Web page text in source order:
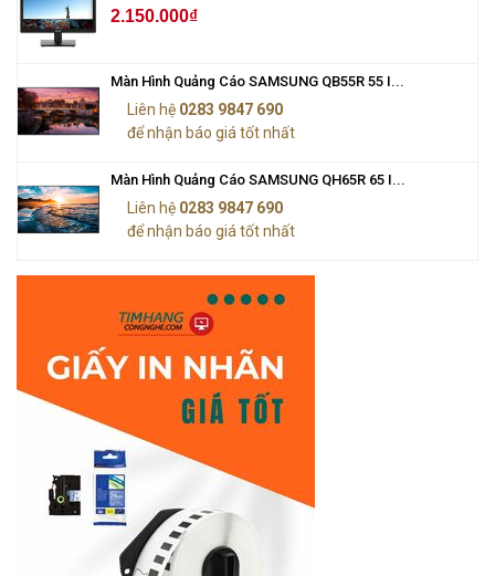
2.150.000₫
Màn Hình Quảng Cáo SAMSUNG QB55R 55 I...
Liên hệ 0283 9847 690
để nhận báo giá tốt nhất
Màn Hình Quảng Cáo SAMSUNG QH65R 65 I...
Liên hệ 0283 9847 690
để nhận báo giá tốt nhất